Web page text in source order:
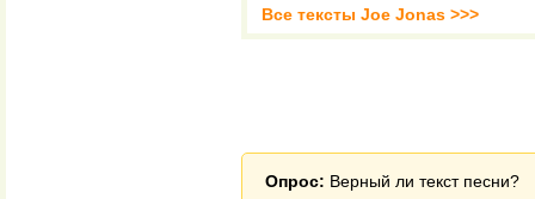
Все тексты Joe Jonas >>>
Опрос: Верный ли текст песни?